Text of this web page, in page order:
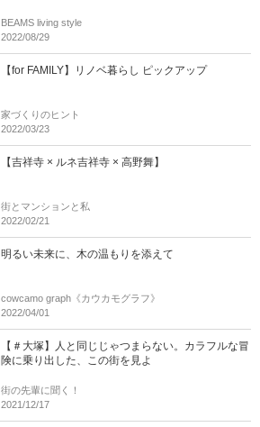
BEAMS living style
2022/08/29
【for FAMILY】リノベ暮らし ピックアップ
家づくりのヒント
2022/03/23
【吉祥寺 × ルネ吉祥寺 × 高野舞】
街とマンションと私
2022/02/21
明るい未来に、木の温もりを添えて
cowcamo graph《カウカモグラフ》
2022/04/01
【＃大塚】人と同じじゃつまらない。カラフルな冒
険に乗り出した、この街を見よ
街の先輩に聞く！
2021/12/17